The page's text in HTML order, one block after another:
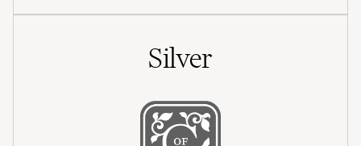
Silver